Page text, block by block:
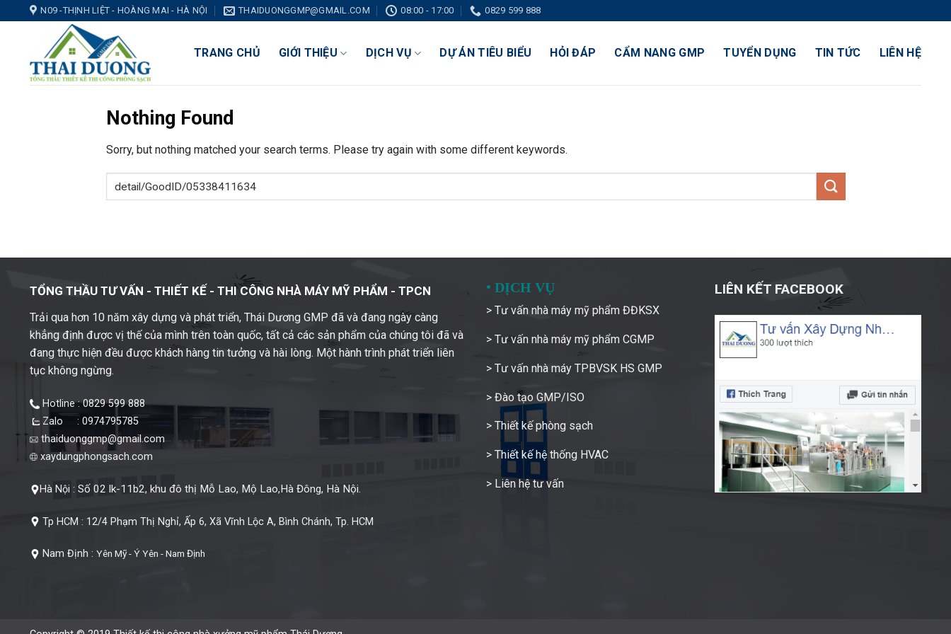
N09 -THỊNH LIỆT - HOÀNG MAI - HÀ NỘI THAIDUONGGMP@GMAIL.COM 08:00 - 17:00 0829 599 888
TRANG CHỦ GIỚI THIỆU DỊCH VỤ DỰ ÁN TIÊU BIỂU HỎI ĐÁP CẨM NANG GMP TUYỂN DỤNG TIN TỨC LIÊN HỆ
Nothing Found
Sorry, but nothing matched your search terms. Please try again with some different keywords.
TỔNG THẦU TƯ VẤN - THIẾT KẾ - THI CÔNG NHÀ MÁY MỸ PHẨM - TPCN
Trải qua hơn 10 năm xây dựng và phát triển, Thái Dương GMP đã và đang ngày càng
khẳng định được vị thế của mình trên toàn quốc, tất cả các sản phẩm của chúng tôi đã và
đang thực hiện đều được khách hàng tin tưởng và hài lòng. Một hành trình phát triển liên
tục không ngừng.
Hotline : 0829 599 888
Zalo : 0974795785
thaiduonggmp@gmail.com
xaydungphongsach.com
Hà Nội :Số 02 lk-11b2, khu đô thị Mỗ Lao, Mộ Lao,Hà Đông, Hà Nội.
Tp HCM : 12/4 Phạm Thị Nghỉ, Ấp 6, Xã Vĩnh Lộc A, Bình Chánh, Tp. HCM
Nam Định : Yên Mỹ - Ý Yên - Nam Định
• DỊCH VỤ
> Tư vấn nhà máy mỹ phẩm ĐĐKSX
> Tư vấn nhà máy mỹ phẩm CGMP
> Tư vấn nhà máy TPBVSK HS GMP
> Đào tạo GMP/ISO
> Thiết kế phòng sạch
> Thiết kế hệ thống HVAC
> Liên hệ tư vấn
LIÊN KẾT FACEBOOK